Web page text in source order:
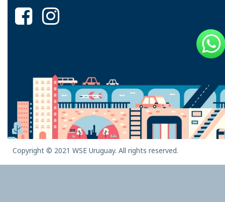
Copyright © 2021 WSE Uruguay. All rights reserved.